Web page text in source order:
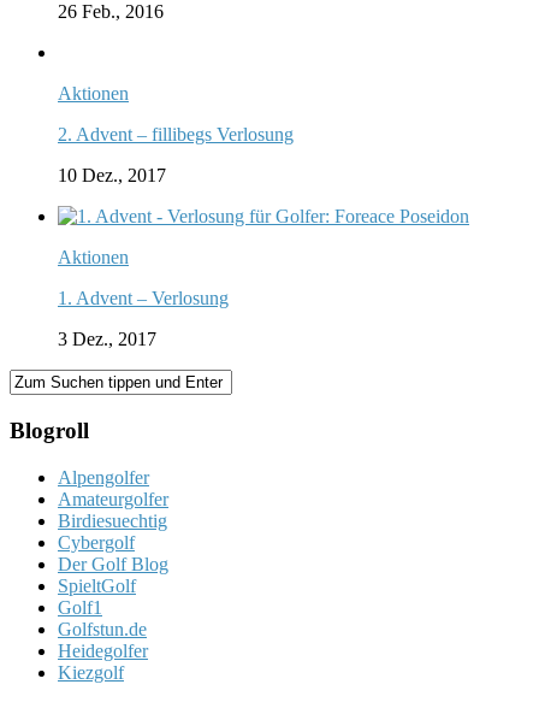
26 Feb., 2016
Aktionen
2. Advent – fillibegs Verlosung
10 Dez., 2017
Aktionen
1. Advent – Verlosung
3 Dez., 2017
Blogroll
Alpengolfer
Amateurgolfer
Birdiesuechtig
Cybergolf
Der Golf Blog
SpieltGolf
Golf1
Golfstun.de
Heidegolfer
Kiezgolf